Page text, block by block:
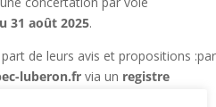
31 août 2025.
de leurs avis et propositions :par
luberon.fr via un registre
de celle-ci : du lundi au